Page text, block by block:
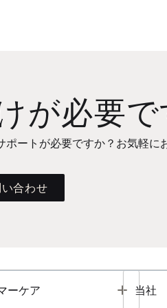
が必要で
ポートが必要ですか？お気軽に
合わせ
ーケア Toggle
当社